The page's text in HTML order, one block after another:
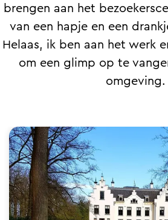
brengen aan het
van een hapje en een
Helaas, ik ben aan het werk
om een glimp op te
omgeving.